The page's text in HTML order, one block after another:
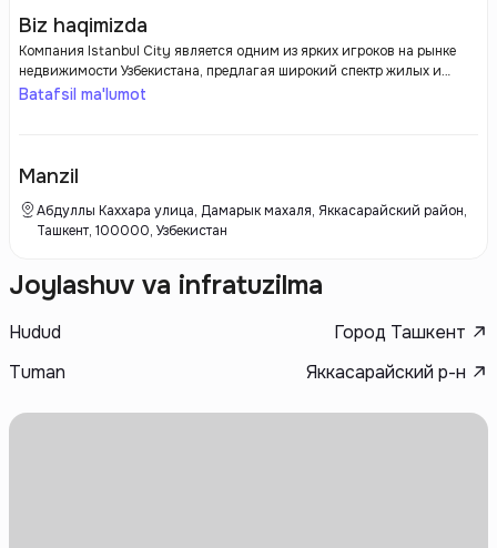
Biz haqimizda
Компания Istanbul City является одним из ярких игроков на рынке
недвижимости Узбекистана, предлагая широкий спектр жилых и
коммерческих объектов. С момента своего появления в стране,
Batafsil ma'lumot
Manzil
Абдуллы Каххара улица, Дамарык махаля, Яккасарайский район,
Ташкент, 100000, Узбекистан
Joylashuv va infratuzilma
Hudud
Город Ташкент
Tuman
Яккасарайский р-н